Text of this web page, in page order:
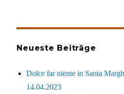
Neueste Beiträge
Dolce far niente in Santa
14.04.2023